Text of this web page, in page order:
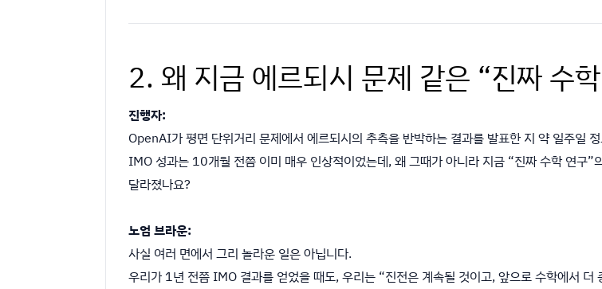
2. 왜 지금 에르되시 문제 같은 “진짜 수
진행자:
OpenAI가 평면 단위거리 문제에서 에르되시의 추측을 반박하는 결과를 발표한 지 약 일주일
IMO 성과는 10개월 전쯤 이미 매우 인상적이었는데, 왜 그때가 아니라 지금 “진짜 수학 연구”
달라졌나요?
노엄 브라운:
사실 여러 면에서 그리 놀라운 일은 아닙니다.
우리가 1년 전쯤 IMO 결과를 얻었을 때도, 우리는 “진전은 계속될 것이고, 앞으로 수학에서